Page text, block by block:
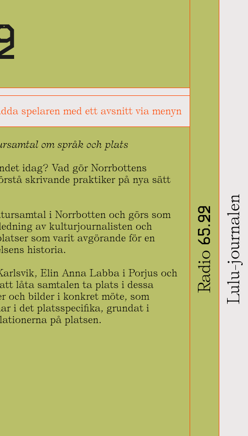
Lulu-journalen
Radio 65.22
spelaren med ett avsnitt via menyn
om språk och plats
idag? Vad gör Norrbottens
skrivande praktiker på nya sätt
i Norrbotten och görs som
av kulturjournalisten och
som varit avgörande för en
historia.
Elin Anna Labba i Porjus och
låta samtalen ta plats i dessa
och bilder i konkret möte, som
i det platsspecifika, grundat i
på platsen.